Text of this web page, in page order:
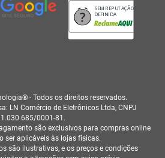
SEM REPUTAÇÃO
DEFINIDA
- Todos os direitos reservados.
LN Comércio de Eletrônicos Ltda, CNPJ
0001-81.
são exclusivos para compras online
ser aplicáveis às lojas físicas.
são ilustrativas, e os preços e condições